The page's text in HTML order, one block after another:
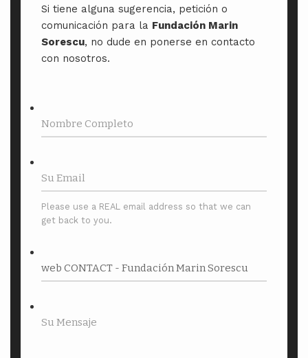
Si tiene alguna sugerencia, petición o
comunicación para la Fundación Marin
Sorescu, no dude en ponerse en contacto
con nosotros.
Please use a REAL email address so that we can
get back to you.